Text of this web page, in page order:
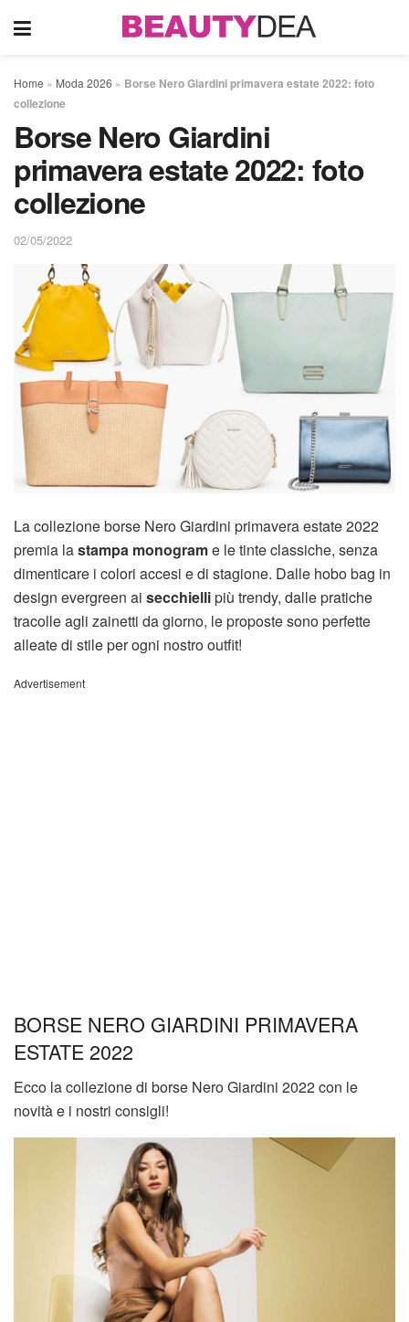
Home » Moda 2026 » Borse Nero Giardini primavera estate 2022: foto
collezione
Borse Nero Giardini
primavera estate 2022: foto
collezione
02/05/2022
La collezione borse Nero Giardini primavera estate 2022
premia lastampa monograme le tinte classiche, senza
dimenticare i colori accesi e di stagione. Dalle hobo bag in
design evergreen ai secchiellipiù trendy, dalle pratiche
tracolle agli zainetti da giorno, le proposte sono perfette
alleate di stile per ogni nostro outfit!
Advertisement
BORSE NERO GIARDINI PRIMAVERA
ESTATE 2022
Ecco la collezione di borse Nero Giardini 2022 con le
novità e i nostri consigli!